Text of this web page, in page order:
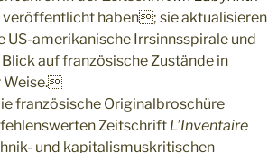
veröffentlicht haben; sie aktualisieren
US-amerikanische Irrsinnsspirale und
auf französische Zustände in
Weise.
französische Originalbroschüre
Zeitschrift L’Inventaire
und kapitalismuskritischen